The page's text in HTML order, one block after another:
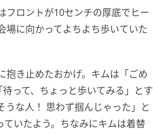
フロントが10センチの厚底でヒー
場に向かってよちよち歩いていた
抱き止めたおかげ。キムは「ごめ
って、ちょっと歩いてみる」とす
うな人！ 思わず掴んじゃった」と
いたよう。ちなみにキムは着替